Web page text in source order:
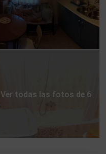
Ver todas las fotos de 6